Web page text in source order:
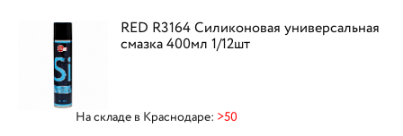
RED R3164 Силиконовая универсальная
смазка 400мл 1/12шт
На складе в Краснодаре: >50